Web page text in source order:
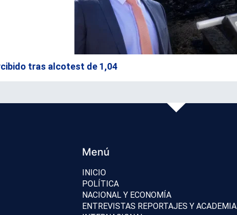
tras alcotest de 1,04
Menú
INICIO
POLÍTICA
NACIONAL Y ECONOMÍA
ENTREVISTAS REPORTAJES Y ACADEMIA